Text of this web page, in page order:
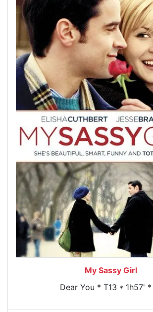
My Sassy Girl
Dear You * T13 * 1h57' *